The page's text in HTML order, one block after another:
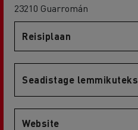
23210 Guarromán
Reisiplaan
Seadistage lemmikuteks
Website